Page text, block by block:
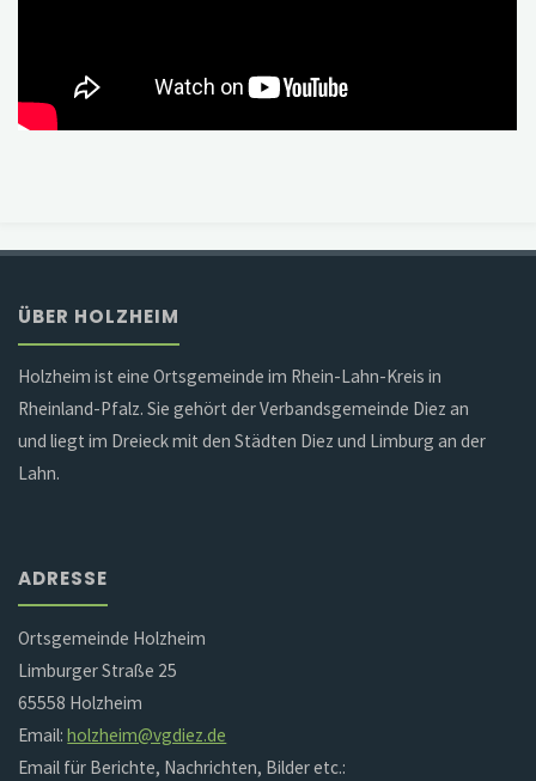
ÜBER HOLZHEIM
Holzheim ist eine Ortsgemeinde im Rhein-Lahn-Kreis in
Rheinland-Pfalz. Sie gehört der Verbandsgemeinde Diez an
und liegt im Dreieck mit den Städten Diez und Limburg an der
Lahn.
ADRESSE
Ortsgemeinde Holzheim
Limburger Straße 25
65558 Holzheim
Email:holzheim@vgdiez.de
Email für Berichte, Nachrichten, Bilder etc.: